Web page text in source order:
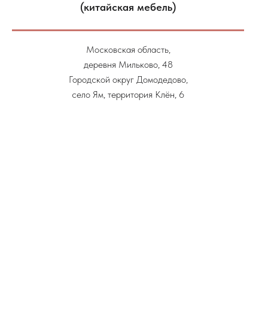
(китайская мебель)
Московская область,
деревня Мильково, 48
Городской округ Домодедово,
село Ям, территория Клён, 6